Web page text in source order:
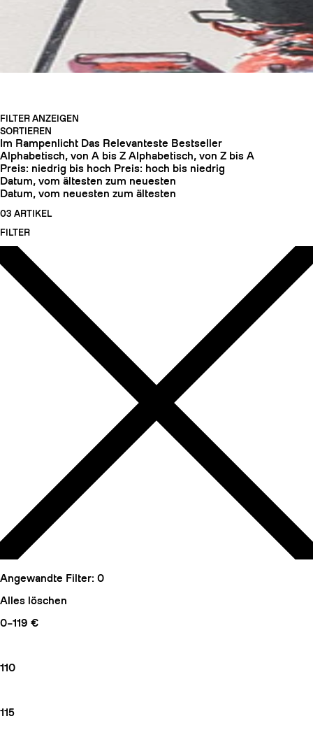
FILTER ANZEIGEN
SORTIEREN
Im Rampenlicht Das Relevanteste Bestseller
Alphabetisch, von A bis Z Alphabetisch, von Z bis A
Preis: niedrig bis hoch Preis: hoch bis niedrig
Datum, vom ältesten zum neuesten
Datum, vom neuesten zum ältesten
03 ARTIKEL
FILTER
Angewandte Filter: 0
Alles löschen
0–119 €
110
115